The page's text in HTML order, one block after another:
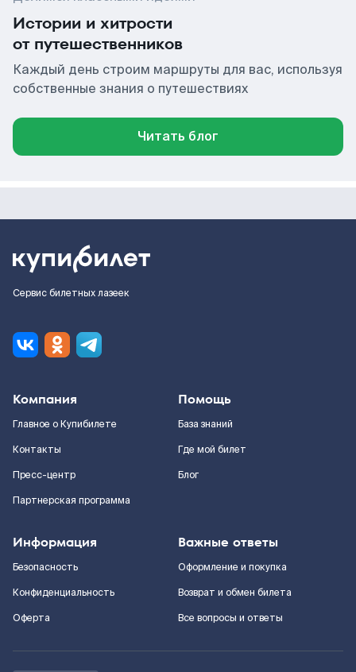
Истории и хитрости
от путешественников
Каждый день строим маршруты для вас, используя
собственные знания о путешествиях
Читать блог
Сервис билетных лазеек
Компания
Главное о Купибилете
Контакты
Пресс-центр
Партнерская программа
Помощь
База знаний
Где мой билет
Блог
Информация
Безопасность
Конфиденциальность
Оферта
Важные ответы
Оформление и покупка
Возврат и обмен билета
Все вопросы и ответы